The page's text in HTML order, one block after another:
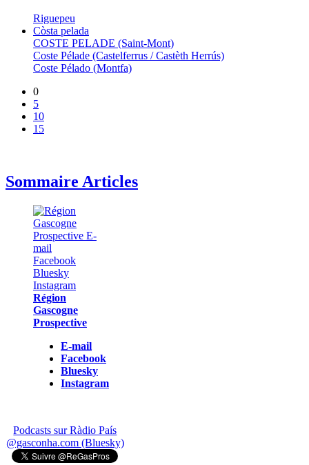
Riguepeu
Còsta pelada
COSTE PELADE (Saint-Mont)
Coste Pélade (Castelferrus / Castèth Herrús)
Coste Pélado (Montfa)
0
5
10
15
Sommaire Articles
Région
Gascogne
Prospective
E-mail
Facebook
Bluesky
Instagram
Podcasts sur Ràdio País
@gasconha.com (Bluesky)